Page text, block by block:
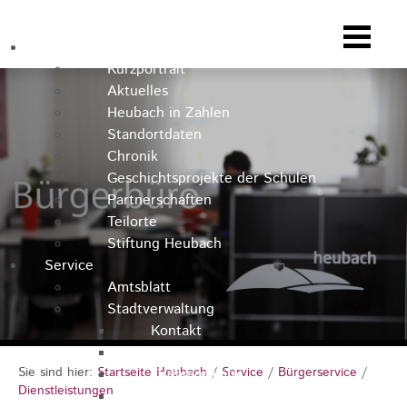
Kurzportrait
Aktuelles
Heubach in Zahlen
Standortdaten
Chronik
Geschichtsprojekte der Schulen
Partnerschaften
Teilorte
Stiftung Heubach
Service
Amtsblatt
Stadtverwaltung
Kontakt
Rathausteam
Organigramm
Sie sind hier: Startseite Heubach / Service / Bürgerservice /
Dienstleistungen